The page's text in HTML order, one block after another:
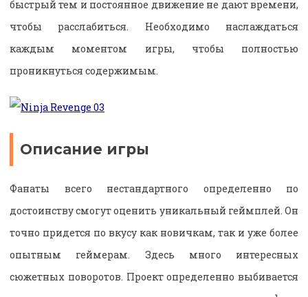
быстрый тем и постоянное движение не дают времени,
чтобы расслабиться. Необходимо наслаждаться
каждым моментом игры, чтобы полностью
проникнуться содержимым.
Описание игры
Фанаты всего нестандартного определенно по
достоинству смогут оценить уникальный геймплей. Он
точно придется по вкусу как новичкам, так и уже более
опытным геймерам. Здесь много интересных
сюжетных поворотов. Проект определенно выбивается